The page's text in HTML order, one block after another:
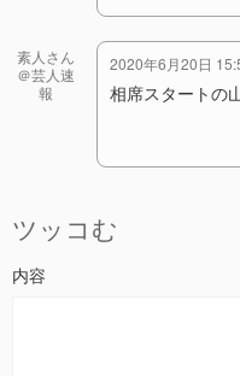
素人さん
＠芸人速
報
2020年6月20日
相席スタートの
ツッコむ